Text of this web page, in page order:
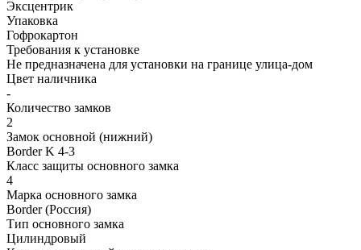
Эксцентрик
Упаковка
Гофрокартон
Требования к установке
Не предназначена для установки на границе улица-дом
Цвет наличника
-
Количество замков
2
Замок основной (нижний)
Border K 4-3
Класс защиты основного замка
4
Марка основного замка
Border (Россия)
Тип основного замка
Цилиндровый